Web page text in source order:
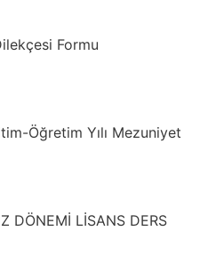
Formu
Öğretim Yılı Mezuniyet
DÖNEMİ LİSANS DERS